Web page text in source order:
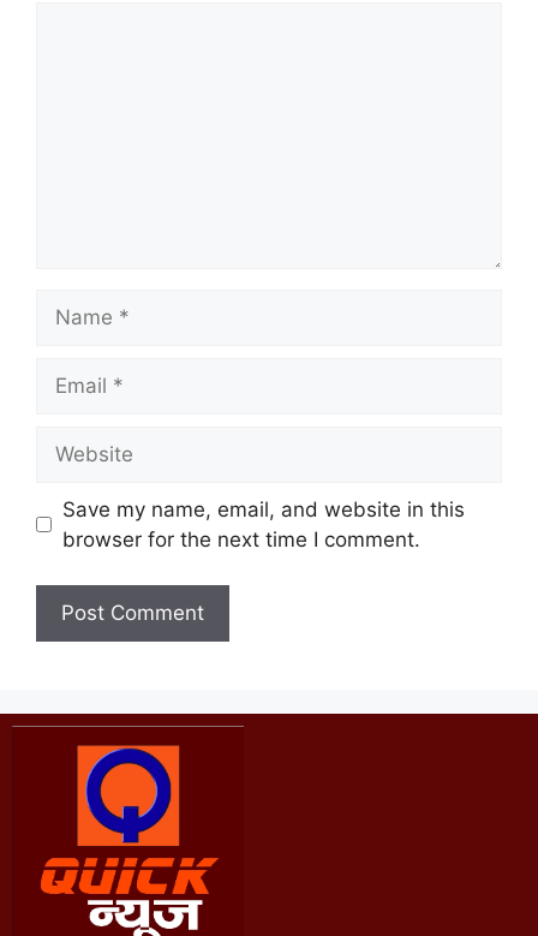
Save my name, email, and website in this
browser for the next time I comment.